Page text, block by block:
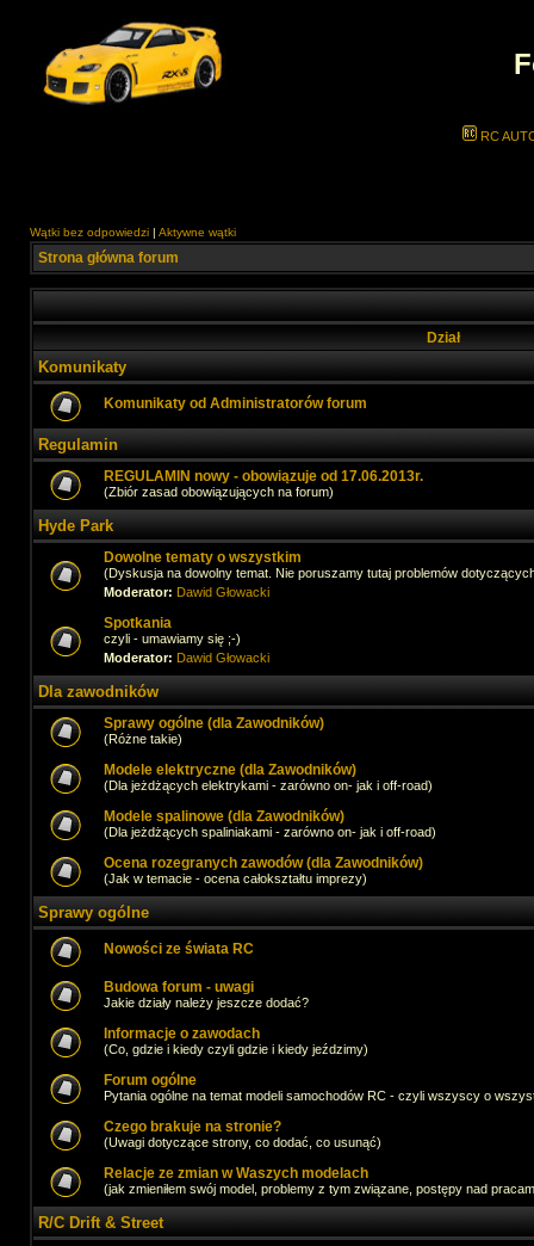
RC
Wątki bez odpowiedzi | Aktywne wątki
Strona główna forum
Dział
Komunikaty
Komunikaty od Administratorów forum
Regulamin
REGULAMIN nowy - obowiązuje od 17.06.2013r.
(Zbiór zasad obowiązujących na forum)
Hyde Park
Dowolne tematy o wszystkim
(Dyskusja na dowolny temat. Nie poruszamy tutaj problemów
Moderator: Dawid Głowacki
Spotkania
czyli - umawiamy się ;-)
Moderator: Dawid Głowacki
Dla zawodników
Sprawy ogólne (dla Zawodników)
(Różne takie)
Modele elektryczne (dla Zawodników)
(Dla jeżdżących elektrykami - zarówno on- jak i off-road)
Modele spalinowe (dla Zawodników)
(Dla jeżdżących spaliniakami - zarówno on- jak i off-road)
Ocena rozegranych zawodów (dla Zawodników)
(Jak w temacie - ocena całokształtu imprezy)
Sprawy ogólne
Nowości ze świata RC
Budowa forum - uwagi
Jakie działy należy jeszcze dodać?
Informacje o zawodach
(Co, gdzie i kiedy czyli gdzie i kiedy jeździmy)
Forum ogólne
Pytania ogólne na temat modeli samochodów RC - czyli wszyscy o
Czego brakuje na stronie?
(Uwagi dotyczące strony, co dodać, co usunąć)
Relacje ze zmian w Waszych modelach
(jak zmieniłem swój model, problemy z tym związane, postępy nad
R/C Drift & Street